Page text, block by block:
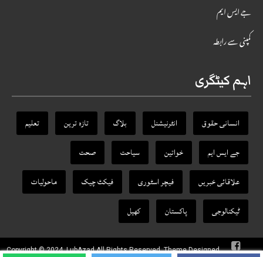
جے ایس ایم
کمپنی سے رابطہ
اہم کیٹگری
انسانی حقوق انٹرنیشنل بلاگ تازہ ترین
تعلیم
جے ایس ایم
خواتین سیاحت
صحت
علاقائی خبریں
فیچر اسٹوری فیکٹ‌ چیک
ماحولیات
ٹیکنالوجی
پاکستان کھیل
Copyright © 2024, LubAzad All Rights Reserved. Theme Designed